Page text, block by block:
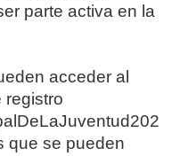
parte activa en la
acceder al
registro
que se pueden